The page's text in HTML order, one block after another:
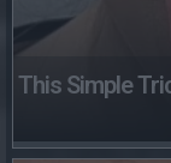
This Simple